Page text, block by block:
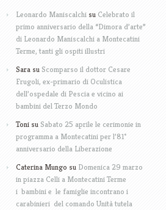
Leonardo Maniscalchi suCelebrato il
primo anniversario della “Dimora d’arte”
di Leonardo Maniscalchi a Montecatini
Terme, tanti gli ospiti illustri
Sara su Scomparso il dottor Cesare
Frugoli, ex-primario di Oculistica
dell’ospedale di Pescia e vicino ai
bambini del Terzo Mondo
Toni suSabato 25 aprile le cerimonie in
programma a Montecatini per l’81°
anniversario della Liberazione
Caterina Mungo su Domenica 29 marzo
in piazza Celli a Montecatini Terme
i bambini e le famiglie incontrano i
carabinieri del comando Unità tutela